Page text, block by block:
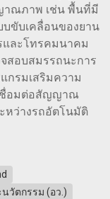
าณภาพ เช่น พื้นที่มี
บขับเคลื่อนของยาน
และโทรคมนาคม
จสอบสมรรถนะการ
กรมเสริมความ
ชื่อมต่อสัญญาณ
หว่างรถอัตโนมัติ
วัตกรรม (อว.)